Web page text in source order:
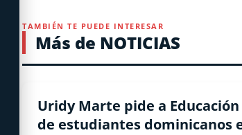
TAMBIÉN TE PUEDE INTERESAR
Más de NOTICIAS
LOCALES
Uridy Marte pide a
de estudiantes dominicanos